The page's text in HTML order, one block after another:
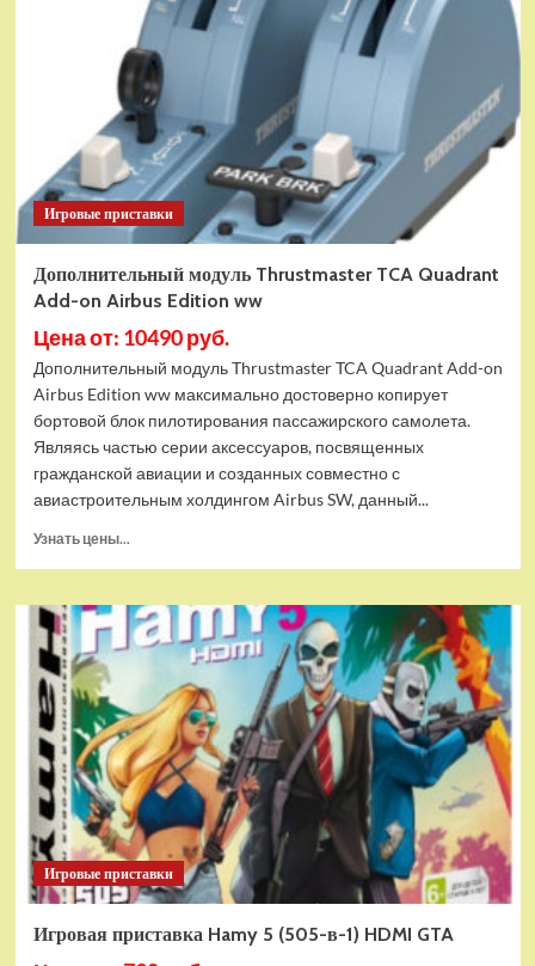
Игровые приставки
Дополнительный модуль Thrustmaster TCA Quadrant
Add-on Airbus Edition ww
Цена от: 10490 руб.
Дополнительный модуль Thrustmaster TCA Quadrant Add-on
Airbus Edition ww максимально достоверно копирует
бортовой блок пилотирования пассажирского самолета.
Являясь частью серии аксессуаров, посвященных
гражданской авиации и созданных совместно с
авиастроительным холдингом Airbus SW, данный...
Узнать цены...
Дополнительный
модуль
Thrustmaster
Quadrant
Add-
on
Airbus
Edition
ww
Игровые приставки
Игровая приставка Hamy 5 (505-в-1) HDMI GTA